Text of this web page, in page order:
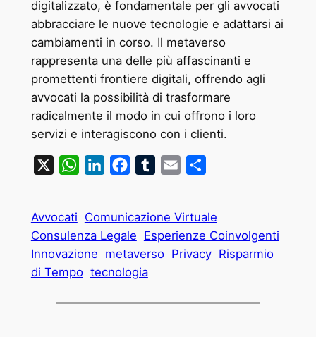
digitalizzato, è fondamentale per gli avvocati
abbracciare le nuove tecnologie e adattarsi ai
cambiamenti in corso. Il metaverso
rappresenta una delle più affascinanti e
promettenti frontiere digitali, offrendo agli
avvocati la possibilità di trasformare
radicalmente il modo in cui offrono i loro
servizi e interagiscono con i clienti.
WhatsAppLinkedInFacebookTumblrEmail
Avvocati Comunicazione Virtuale
Consulenza Legale Esperienze Coinvolgenti
Innovazione metaverso Privacy Risparmio
di Tempo tecnologia